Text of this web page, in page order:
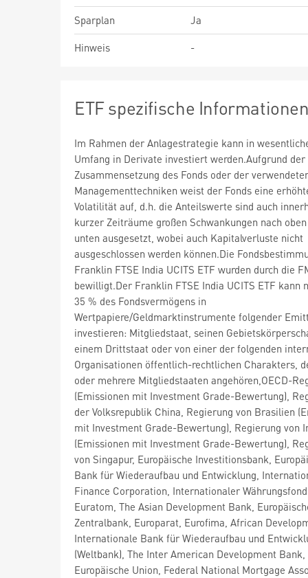
Sparplan
Ja
Hinweis
-
ETF spezifische
Im Rahmen der Anlagestrategie kann in
Umfang in Derivate investiert werden.Aufgrund der
Zusammensetzung des Fonds oder der
Managementtechniken weist der Fonds eine
Volatilität auf, d.h. die Anteilswerte sind auch
kurzer Zeiträume großen Schwankungen nach
unten ausgesetzt, wobei auch Kapitalverluste nicht
ausgeschlossen werden können.Die
Franklin FTSE India UCITS ETF wurden durch die
bewilligt.Der Franklin FTSE India UCITS ETF kann
35 % des Fondsvermögens in
Wertpapiere/Geldmarktinstrumente folgender
investieren: Mitgliedstaat, seinen
einem Drittstaat oder von einer der folgenden
Organisationen öffentlich-rechtlichen Charakters,
oder mehrere Mitgliedstaaten angehören,OECD-
(Emissionen mit Investment Grade-Bewertung),
der Volksrepublik China, Regierung von Brasilien
mit Investment Grade-Bewertung), Regierung von
(Emissionen mit Investment Grade-Bewertung),
von Singapur, Europäische Investitionsbank,
Bank für Wiederaufbau und Entwicklung,
Finance Corporation, Internationaler
Euratom, The Asian Development Bank,
Zentralbank, Europarat, Eurofima, African
Internationale Bank für Wiederaufbau und
(Weltbank), The Inter American Development Bank,
Europäische Union, Federal National Mortgage